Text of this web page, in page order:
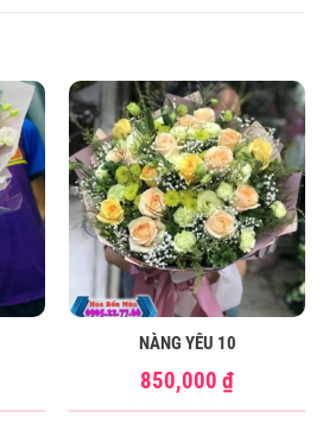
NÀNG YÊU 10
850,000 ₫